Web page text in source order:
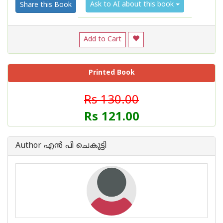
Share this Book Ask to AI about this book
Add to Cart
Printed Book
Rs 130.00
Rs 121.00
Author എന്‍ പി ചെകുട്ടി